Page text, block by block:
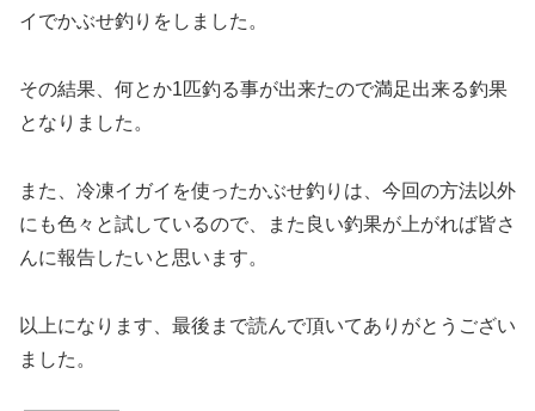
イでかぶせ釣りをしました。
その結果、何とか1匹釣る事が出来たので満足出来る釣果
となりました。
また、冷凍イガイを使ったかぶせ釣りは、今回の方法以外
にも色々と試しているので、また良い釣果が上がれば皆さ
んに報告したいと思います。
以上になります、最後まで読んで頂いてありがとうござい
ました。